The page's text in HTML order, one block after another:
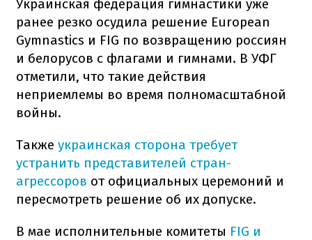
Украинская федерация гимнастики уже
ранее резко осудила решение European
Gymnastics и FIG по возвращению россиян
и белорусов с флагами и гимнами. В УФГ
отметили, что такие действия
неприемлемы во время полномасштабной
войны.
Также украинская сторона требует
устранить представителей стран-
агрессоров от официальных церемоний и
пересмотреть решение об их допуске.
В мае исполнительные комитеты FIG и